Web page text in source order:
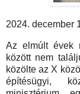
2024. december
Az elmúlt évek
között nem
közölte az X
építésügyi,